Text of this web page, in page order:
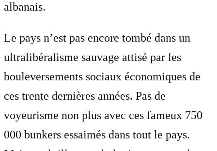
albanais.
Le pays n’est pas encore tombé dans un
ultralibéralisme sauvage attisé par les
bouleversements sociaux économiques de
ces trente dernières années. Pas de
voyeurisme non plus avec ces fameux 750
000 bunkers essaimés dans tout le pays.